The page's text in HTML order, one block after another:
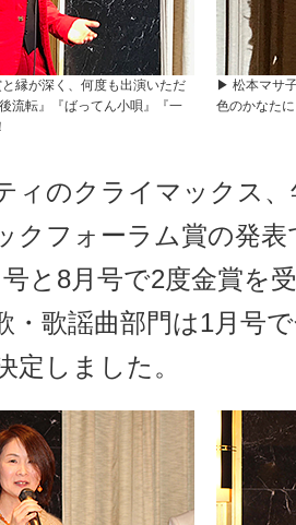
縁が深く、何度も出演いただ
流転』『ばってん小唄』『一
▶ 松本マサ
色のかなた
ィのクライマックス
クフォーラム賞の発
と8月号で2度金賞を
・歌謡曲部門は1月号
定しました。